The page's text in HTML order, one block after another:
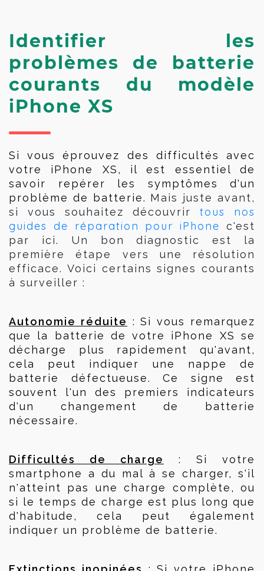
Identifier les
problèmes de batterie
courants du modèle
iPhone XS
Si vous éprouvez des difficultés avec
votre iPhone XS, il est essentiel de
savoir repérer les symptômes d'un
problème de batterie. Mais juste avant,
si vous souhaitez découvrir tous nos
guides de réparation pour iPhone c'est
par ici.
Un bon diagnostic est la
première étape vers une résolution
efficace. Voici certains signes courants
à surveiller :
Autonomie réduite : Si vous remarquez
que la batterie de votre iPhone XS se
décharge plus rapidement qu'avant,
cela peut indiquer une nappe de
batterie défectueuse. Ce signe est
souvent l'un des premiers indicateurs
d'un changement de batterie
nécessaire.
Difficultés de charge
: Si votre
smartphone a du mal à se charger, s'il
n'atteint pas une charge complète, ou
si le temps de charge est plus long que
d'habitude, cela peut également
indiquer un problème de batterie.